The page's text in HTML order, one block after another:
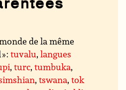
de la même
:tuvalu,langues
,turc,tumbuka,
,tswana,tok